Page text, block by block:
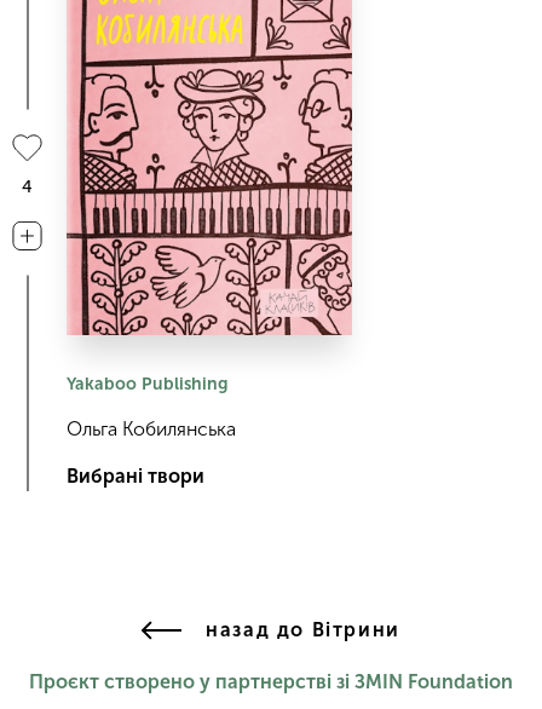
Yakaboo Publishing
Ольга Кобилянська
Вибрані твори
4
назад до Вітрини
Проєкт створено у партнерстві зі ЗМІN Foundation